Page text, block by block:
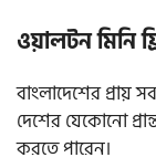
ওয়ালটন মিনি
বাংলাদেশের
দেশের যেকোনো
করতে পারেন।